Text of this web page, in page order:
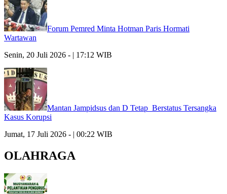
Forum Pemred Minta Hotman Paris Hormati
Wartawan
Senin, 20 Juli 2026 - | 17:12 WIB
Mantan Jampidsus dan D Tetap Berstatus Tersangka
Kasus Korupsi
Jumat, 17 Juli 2026 - | 00:22 WIB
OLAHRAGA